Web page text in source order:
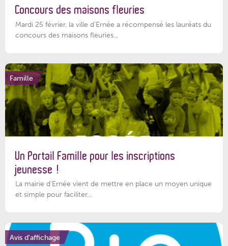
Concours des maisons fleuries
Mardi 25 février, la ville d'Ernée a récompensé les lauréats du
concours des maisons fleuries...
Famille
Un Portail Famille pour les inscriptions
jeunesse !
La mairie d’Ernée vient de mettre en place un moyen unique
et simple pour faciliter...
Avis d'affichage